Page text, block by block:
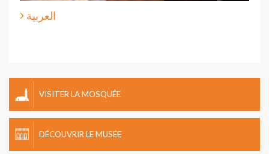
العربية
VISITER LA MOSQUÉE
DÉCOUVRIR LE MUSÉE